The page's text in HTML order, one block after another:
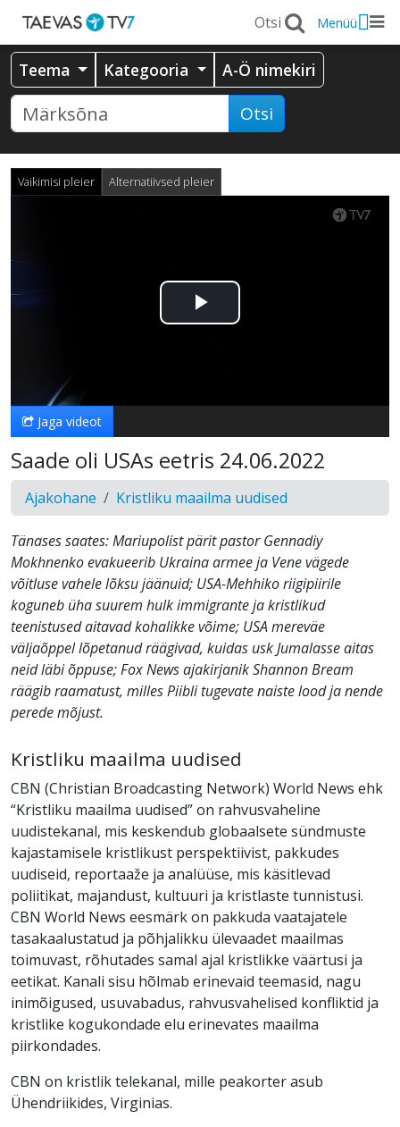
Menüü
Teema Kategooria A-Ö nimekiri
Otsi
Vaikimisi pleier Alternatiivsed pleier
Esita
Jaga videot
Saade oli USAs eetris 24.06.2022
Ajakohane Kristliku maailma uudised
Tänases saates: Mariupolist pärit pastor Gennadiy
Mokhnenko evakueerib Ukraina armee ja Vene vägede
võitluse vahele lõksu jäänuid; USA-Mehhiko riigipiirile
koguneb üha suurem hulk immigrante ja kristlikud
teenistused aitavad kohalikke võime; USA mereväe
väljaõppel lõpetanud räägivad, kuidas usk Jumalasse aitas
neid läbi õppuse; Fox News ajakirjanik Shannon Bream
räägib raamatust, milles Piibli tugevate naiste lood ja nende
perede mõjust.
Kristliku maailma uudised
CBN (Christian Broadcasting Network) World News ehk
“Kristliku maailma uudised” on rahvusvaheline
uudistekanal, mis keskendub globaalsete sündmuste
kajastamisele kristlikust perspektiivist, pakkudes
uudiseid, reportaaže ja analüüse, mis käsitlevad
poliitikat, majandust, kultuuri ja kristlaste tunnistusi.
CBN World News eesmärk on pakkuda vaatajatele
tasakaalustatud ja põhjalikku ülevaadet maailmas
toimuvast, rõhutades samal ajal kristlikke väärtusi ja
eetikat. Kanali sisu hõlmab erinevaid teemasid, nagu
inimõigused, usuvabadus, rahvusvahelised konfliktid ja
kristlike kogukondade elu erinevates maailma
piirkondades.
CBN on kristlik telekanal, mille peakorter asub
Ühendriikides, Virginias.